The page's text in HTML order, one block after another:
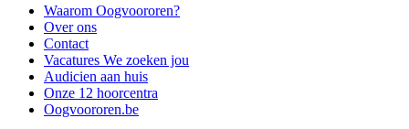
Waarom Oogvoororen?
Over ons
Contact
Vacatures We zoeken jou
Audicien aan huis
Onze 12 hoorcentra
Oogvoororen.be